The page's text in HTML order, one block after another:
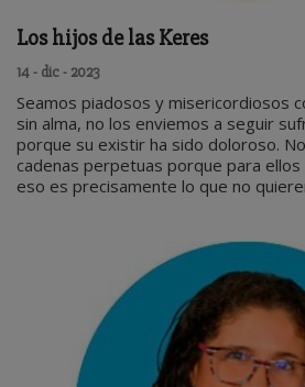
Los hijos de las Keres
14 - dic - 2023
Seamos piadosos y misericordiosos
sin alma, no los enviemos a seguir
porque su existir ha sido doloroso.
cadenas perpetuas porque para
eso es precisamente lo que no